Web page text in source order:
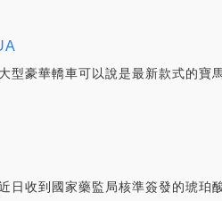
豪華轎車可以說是最新款式的寶
收到國家藥監局核準簽發的琥珀